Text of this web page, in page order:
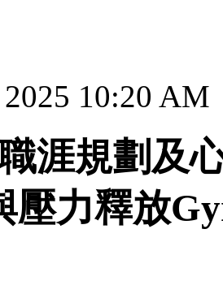
10:20 AM
涯規劃及
壓力釋放